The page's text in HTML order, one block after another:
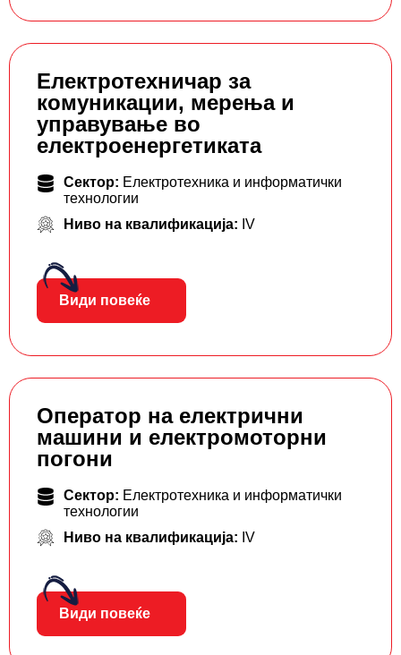
Електротехничар за
комуникации, мерења и
управување во
електроенергетиката
Сектор: Електротехника и информатички
технологии
Ниво на квалификација: IV
Види повеќе
Оператор на електрични
машини и електромоторни
погони
Сектор: Електротехника и информатички
технологии
Ниво на квалификација: IV
Види повеќе